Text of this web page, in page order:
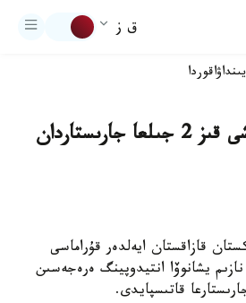
ق ز
اقوردا
قازاقستاندىق بوكسشى قىز 2 جىلعا جارىستاردان
قازاقستان ايەلدەر قۇراماسى
يشانوۆا انتيدوپينگ ەرەجەسىن